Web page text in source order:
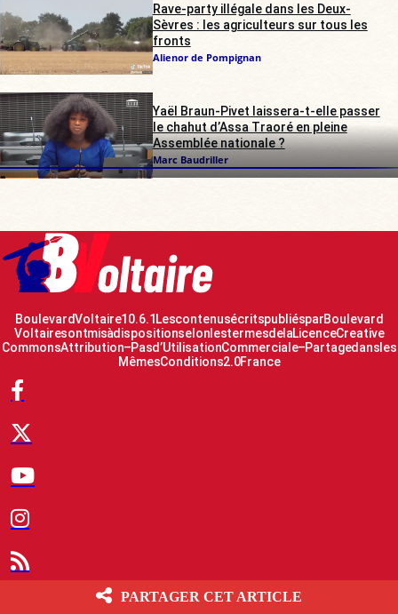
Rave-party illégale dans les Deux-
Sèvres : les agriculteurs sur tous les
fronts
Alienor de Pompignan
Yaël Braun-Pivet laissera-t-elle passer
le chahut d’Assa Traoré en pleine
Assemblée nationale ?
Marc Baudriller
Boulevard Voltaire 10.6.1 Les contenus écrits publiés par Boulevard
Voltaire sont mis à disposition selon les termes de la Licence Creative
Commons Attribution – Pas d’Utilisation Commerciale – Partage dans les
Mêmes Conditions 2.0 France
© 2007-2026 Boulevard Voltaire
PARTAGER CET ARTICLE